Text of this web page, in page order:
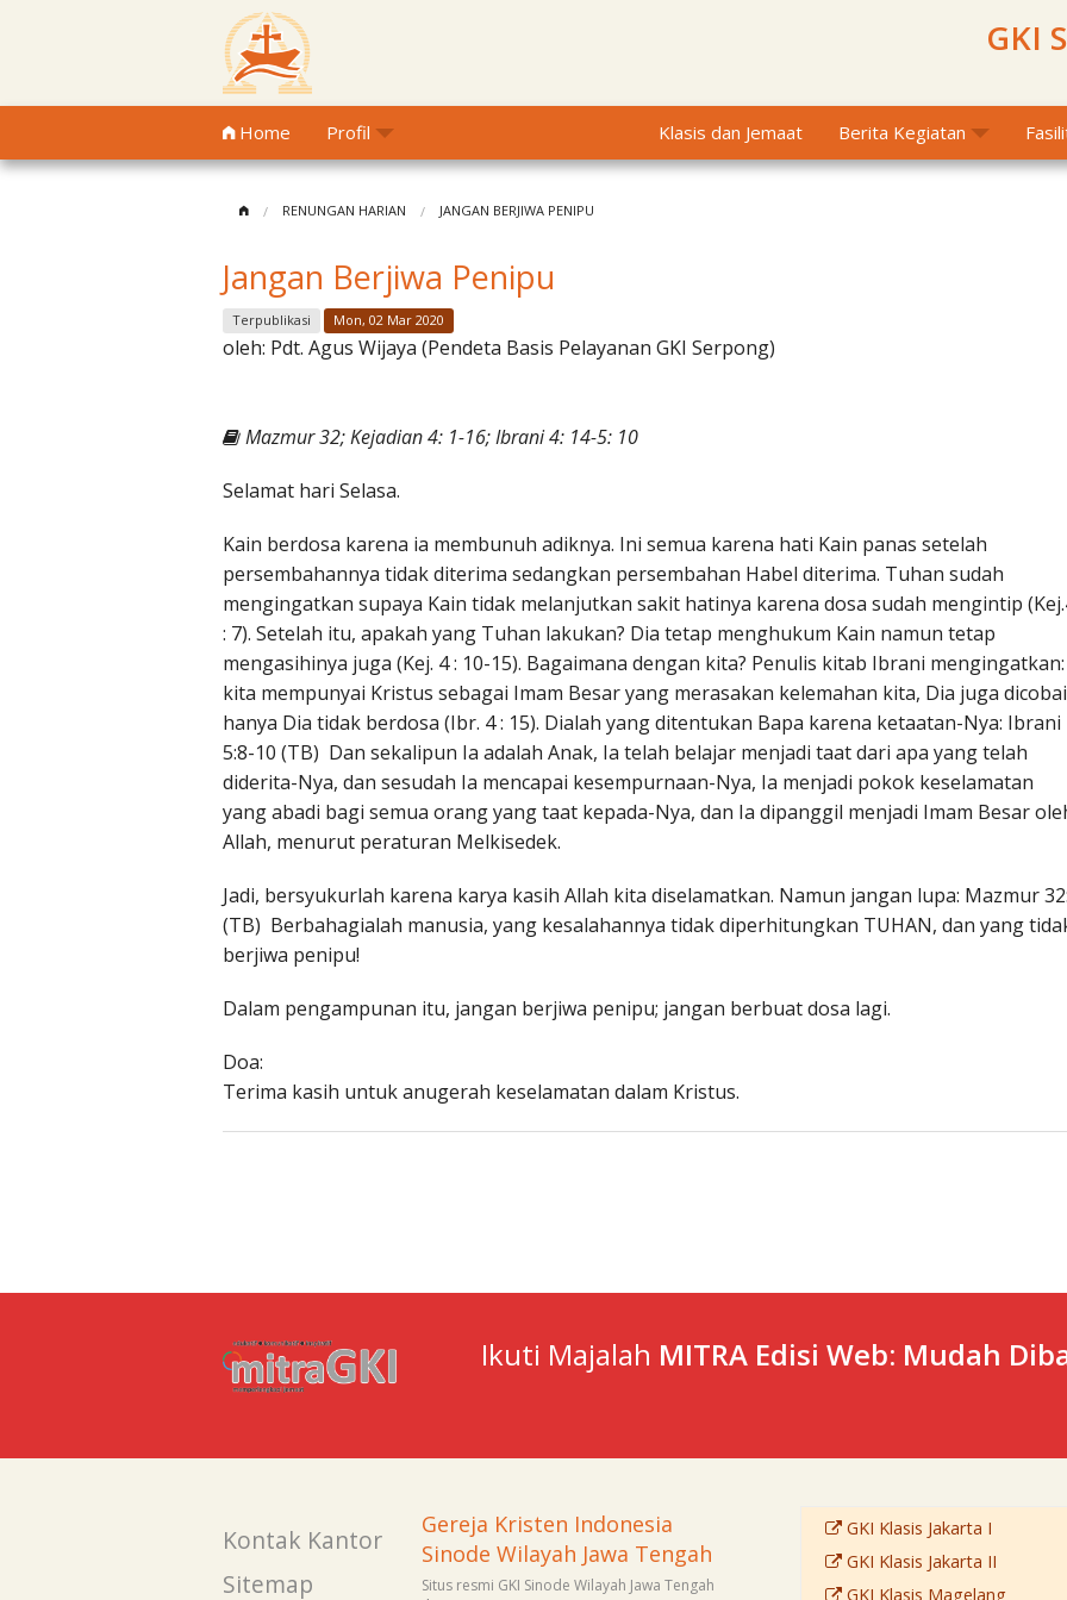
GKI
Home Profil Klasis dan Jemaat Berita Kegiatan
RENUNGAN HARIAN JANGAN BERJIWA PENIPU
Jangan Berjiwa Penipu
Terpublikasi Mon, 02 Mar 2020
oleh: Pdt. Agus Wijaya (Pendeta Basis Pelayanan GKI Serpong)
Mazmur 32; Kejadian 4: 1-16; Ibrani 4: 14-5: 10
Selamat hari Selasa.
Kain berdosa karena ia membunuh adiknya. Ini semua karena hati Kain panas setelah
persembahannya tidak diterima sedangkan persembahan Habel diterima. Tuhan sudah
mengingatkan supaya Kain tidak melanjutkan sakit hatinya karena dosa sudah mengintip
: 7). Setelah itu, apakah yang Tuhan lakukan? Dia tetap menghukum Kain namun tetap
mengasihinya juga (Kej. 4 : 10-15). Bagaimana dengan kita? Penulis kitab Ibrani mengingatkan:
kita mempunyai Kristus sebagai Imam Besar yang merasakan kelemahan kita, Dia juga dicobai
hanya Dia tidak berdosa (Ibr. 4 : 15). Dialah yang ditentukan Bapa karena ketaatan-Nya: Ibrani
5:8-10 (TB) Dan sekalipun Ia adalah Anak, Ia telah belajar menjadi taat dari apa yang telah
diderita-Nya, dan sesudah Ia mencapai kesempurnaan-Nya, Ia menjadi pokok keselamatan
yang abadi bagi semua orang yang taat kepada-Nya, dan Ia dipanggil menjadi Imam Besar
Allah, menurut peraturan Melkisedek.
Jadi, bersyukurlah karena karya kasih Allah kita diselamatkan. Namun jangan lupa: Mazmur
(TB) Berbahagialah manusia, yang kesalahannya tidak diperhitungkan TUHAN, dan yang
berjiwa penipu!
Dalam pengampunan itu, jangan berjiwa penipu; jangan berbuat dosa lagi.
Doa:
Terima kasih untuk anugerah keselamatan dalam Kristus.
Ikuti Majalah MITRA Edisi Web: Mudah
Kontak Kantor
Sitemap
Gereja Kristen Indonesia
Sinode Wilayah Jawa Tengah
Situs resmi GKI Sinode Wilayah Jawa Tengah
GKI Klasis Jakarta I
GKI Klasis Jakarta II
GKI Klasis Magelang